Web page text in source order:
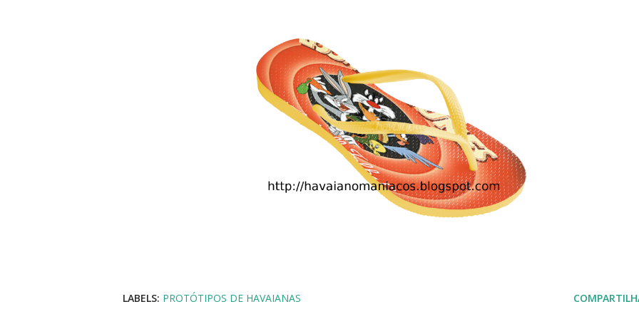
LABELS: PROTÓTIPOS DE HAVAIANAS